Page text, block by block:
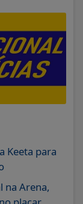
Keeta para
na Arena,